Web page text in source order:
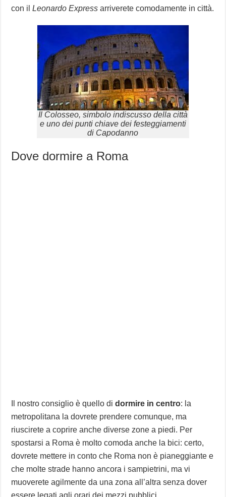
con ilLeonardo Express arriverete comodamente in città.
Il Colosseo, simbolo indiscusso della città
e uno dei punti chiave dei festeggiamenti
di Capodanno
Dove dormire a Roma
Il nostro consiglio è quello di dormire in centro: la
metropolitana la dovrete prendere comunque, ma
riuscirete a coprire anche diverse zone a piedi. Per
spostarsi a Roma è molto comoda anche la bici: certo,
dovrete mettere in conto che Roma non è pianeggiante e
che molte strade hanno ancora i sampietrini, ma vi
muoverete agilmente da una zona all’altra senza dover
essere legati agli orari dei mezzi pubblici.